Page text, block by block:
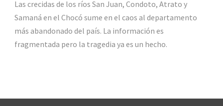
Las crecidas de los ríos San Juan, Condoto, Atrato y
Samaná en el Chocó sume en el caos al departamento
más abandonado del país. La información es
fragmentada pero la tragedia ya es un hecho.